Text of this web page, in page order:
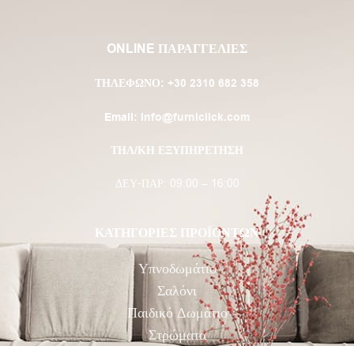
ONLINE ΠΑΡΑΓΓΕΛΙΕΣ
ΤΗΛΈΦΩΝΟ: +30 2310 682 358
Email: info@furniclick.com
ΤΗΛ/ΚΗ ΕΞΥΠΗΡΕΤΗΣΗ
ΔΕΥ-ΠΑΡ: 09:00 – 16:00
ΚΑΤΗΓΟΡΙΕΣ ΠΡΟΪΟΝΤΩΝ
Υπνοδωμάτιο
Σαλόνι
Παιδικό Δωμάτιο
Στρώματα